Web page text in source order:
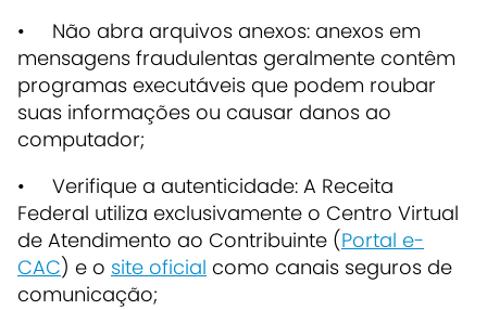
• Não abra arquivos anexos: anexos em
mensagens fraudulentas geralmente contêm
programas executáveis que podem roubar
suas informações ou causar danos ao
computador;
• Verifique a autenticidade: A Receita
Federal utiliza exclusivamente o Centro Virtual
de Atendimento ao Contribuinte (Portal e-
CAC) e o site oficial como canais seguros de
comunicação;